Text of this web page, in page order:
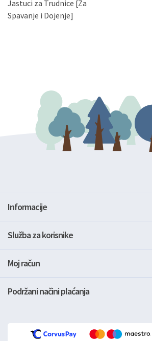
podataka. Opoziv privole možete
gore navedenu adresu ili e-mailom na
Jastuci za Trudnice [Za
Spavanje i Dojenje]
Informacije
Služba za korisnike
Moj račun
Podržani načini plaćanja